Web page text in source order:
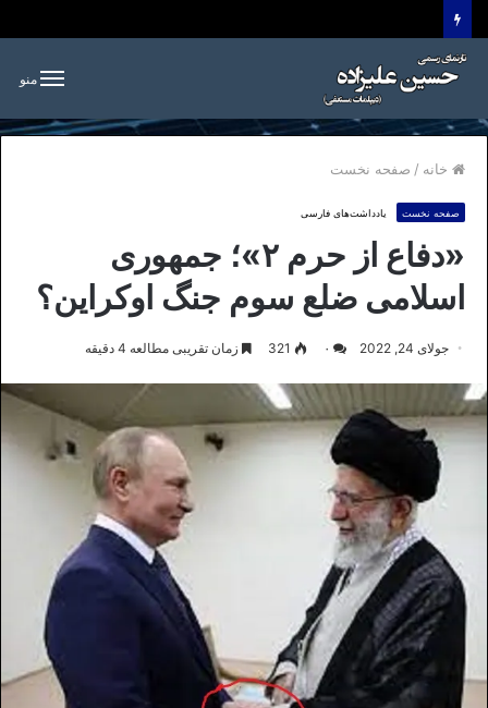
منو
خانه / صفحه نخست
صفحه نخست یادداشت‌های فارسی
«دفاع از حرم ۲»؛ جمهوری
اسلامی ضلع سوم جنگ اوکراین؟
جولای 24, 2022 ۰ 321 زمان تقریبی مطالعه 4 دقیقه